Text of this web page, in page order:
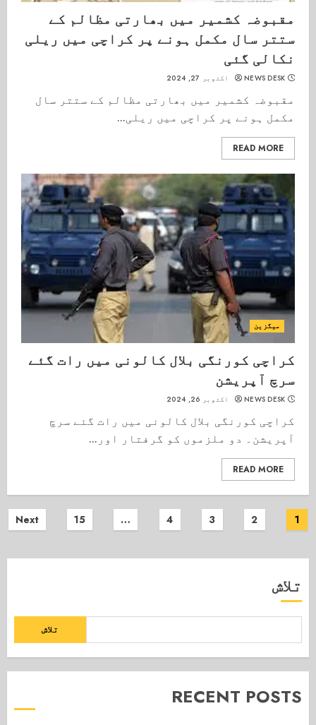
مقبوضہ کشمیر میں بھارتی مظالم کے
ستتر سال مکمل ہونے پر کراچی میں ریلی
نکالی گئی
NEWS DESK اکتوبر 27, 2024
مقبوضہ کشمیر میں بھارتی مظالم کے ستتر سال
مکمل ہونے پر کراچی میں ریلی...
READ MORE
میگزین
کراچی کورنگی بلال کالونی میں رات گئے
سرچ آپریشن
NEWS DESK اکتوبر 26, 2024
کراچی کورنگی بلال کالونی میں رات گئے سرچ
آپریشن۔ دو ملزموں کو گرفتار اور...
READ MORE
Posts
1
2
3
4
…
15
Next
تلاش
تلاش
RECENT POSTS